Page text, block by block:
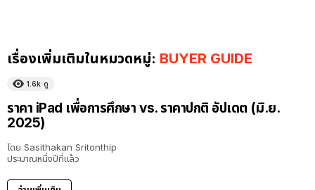
เรื่องเพิ่มเติมในหมวดหมู่: BUYER GUIDE
1.6k ดู
ราคา iPad เพื่อการศึกษา vs. ราคาปกติ อัปเดต (มิ.ย.
2025)
โดย Sasithakan Sritonthip
ประมาณหนึ่งปีที่แล้ว